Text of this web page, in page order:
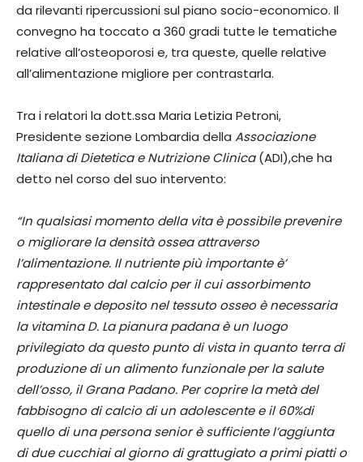
da rilevanti ripercussioni sul piano socio-economico. Il
convegno ha toccato a 360 gradi tutte le tematiche
relative all’osteoporosi e, tra queste, quelle relative
all’alimentazione migliore per contrastarla.
Tra i relatori la dott.ssa Maria Letizia Petroni,
Presidente sezione Lombardia della Associazione
Italiana di Dietetica e Nutrizione Clinica(ADI),che ha
detto nel corso del suo intervento:
“In qualsiasi momento della vita è possibile prevenire
o migliorare la densità ossea attraverso
l’alimentazione. Il nutriente più importante è’
rappresentato dal calcio per il cui assorbimento
intestinale e deposito nel tessuto osseo è necessaria
la vitamina D. La pianura padana è un luogo
privilegiato da questo punto di vista in quanto terra di
produzione di un alimento funzionale per la salute
dell’osso, il Grana Padano. Per coprire la metà del
fabbisogno di calcio di un adolescente e il 60%di
quello di una persona senior è sufficiente l’aggiunta
di due cucchiai al giorno di grattugiato a primi piatti o